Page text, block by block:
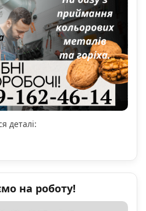
деталі:
на роботу!